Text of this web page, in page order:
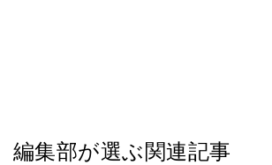
編集部が選ぶ関連記事